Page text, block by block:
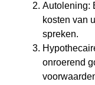
Autolening:
kosten van
spreken.
onroerend